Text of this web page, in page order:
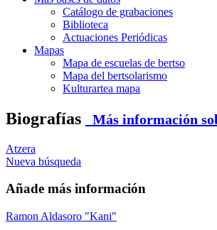
Catálogo de grabaciones
Biblioteca
Actuaciones Periódicas
Mapas
Mapa de escuelas de bertso
Mapa del bertsolarismo
Kulturartea mapa
Biografías Más información
Atzera
Nueva búsqueda
Añade más información
Ramon Aldasoro "Kani"